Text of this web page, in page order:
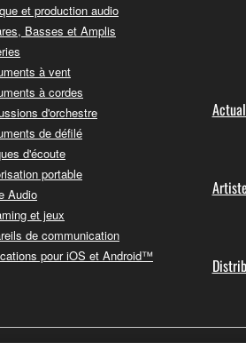
et production audio
Basses et Amplis
à vent
à cordes
d'orchestre
de défilé
d'écoute
portable
Audio
et jeux
de communication
pour iOS et Android™